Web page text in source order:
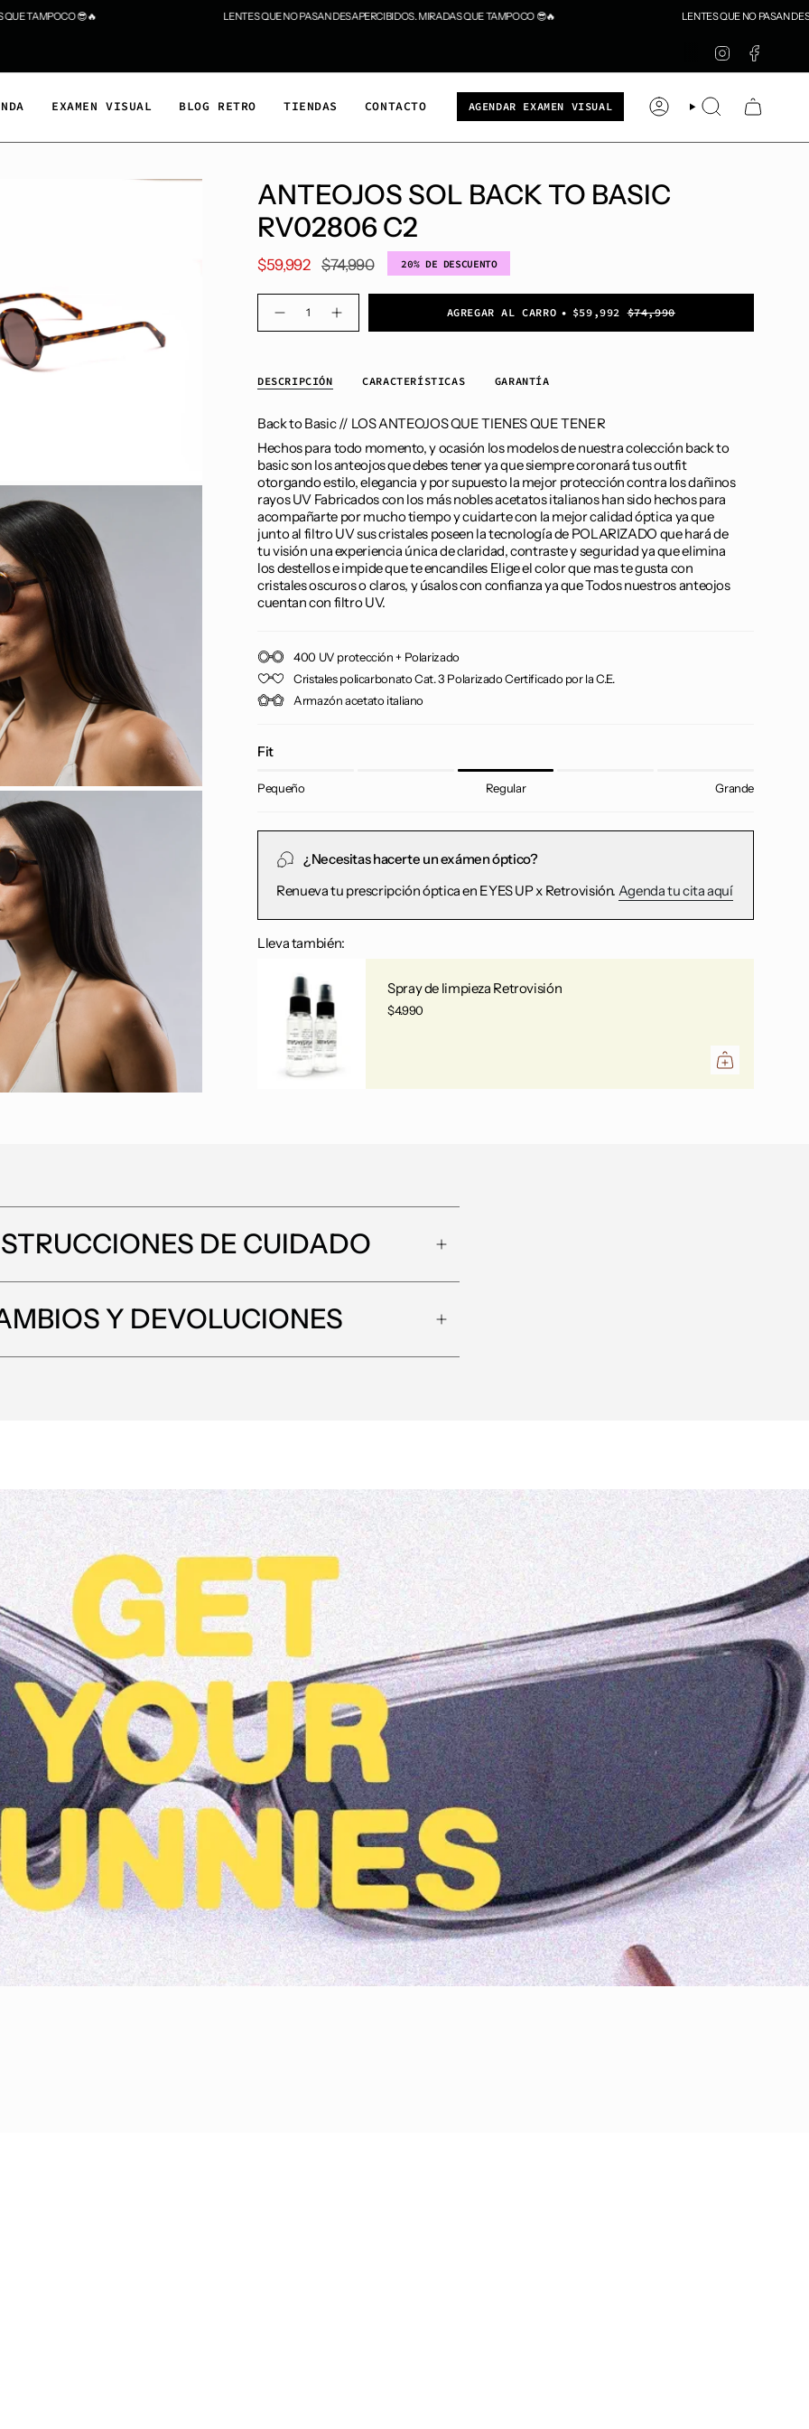
TAMPOCO 😎🔥 LENTES QUE NO PASAN DESAPERCIBIDOS. MIRADAS QUE TAMPOCO 😎🔥 LENTES QUE NO PASAN
Instagram
EXAMEN VISUAL BLOG RETRO TIENDAS CONTACTO AGENDAR EXAMEN VISUAL CUENTA BÚSQUEDA
ANTEOJOS SOL BACK TO BASIC
RV02806 C2
$59,992
Precio
$74,990 20%DE DESCUENTO
Cantidad
AGREGAR AL CARRO
$59,992$74,990
DESCRIPCIÓN CARACTERÍSTICAS GARANTÍA
Back to Basic // LOS ANTEOJOS QUE TIENES QUE TENER
Hechos para todo momento, y ocasión los modelos de nuestra colección back to
basic son los anteojos que debes tener ya que siempre coronará tus outfit
otorgando estilo, elegancia y por supuesto la mejor protección contra los dañinos
rayos UV Fabricados con los más nobles acetatos italianos han sido hechos para
acompañarte por mucho tiempo y cuidarte con la mejor calidad óptica ya que
junto al filtro UV sus cristales poseen la tecnología de POLARIZADO que hará de
tu visión una experiencia única de claridad, contraste y seguridad ya que elimina
los destellos e impide que te encandiles Elige el color que mas te gusta con
cristales oscuros o claros, y úsalos con confianza ya que Todos nuestros anteojos
cuentan con filtro UV.
400 UV protección + Polarizado
Cristales policarbonato Cat. 3 Polarizado Certificado por la C.E.
Armazón acetato italiano
Fit
Pequeño Regular Grande
¿Necesitas hacerte un exámen óptico?
Renueva tu prescripción óptica en EYES UP x Retrovisión. Agenda tu cita aquí
Lleva también:
Spray de limpieza Retrovisión
$4.990
DE CUIDADO
Y DEVOLUCIONES